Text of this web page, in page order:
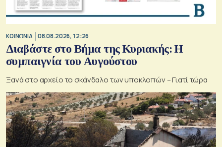
ΚΟΙΝΩΝΙΑ 08.08.2026, 12:26
Διαβάστε στο Βήμα της Κυριακής: Η
συμπαιγνία του Αυγούστου
Ξανά στο αρχείο το σκάνδαλο των υποκλοπών – Γιατί τώρα